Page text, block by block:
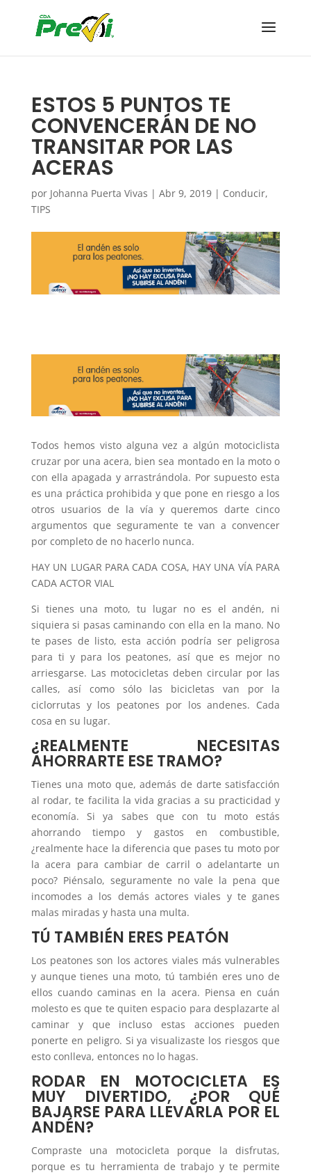
ESTOS 5 PUNTOS TE
CONVENCERÁN DE NO
TRANSITAR POR LAS
ACERAS
por Johanna Puerta Vivas | Abr 9, 2019| Conducir,
TIPS
Todos hemos visto alguna vez a algún motociclista
cruzar por una acera, bien sea montado en la moto o
con ella apagada y arrastrándola. Por supuesto esta
es una práctica prohibida y que pone en riesgo a los
otros usuarios de la vía y queremos darte cinco
argumentos que seguramente te van a convencer
por completo de no hacerlo nunca.
HAY UN LUGAR PARA CADA COSA, HAY UNA VÍA PARA
CADA ACTOR VIAL
Si tienes una moto, tu lugar no es el andén, ni
siquiera si pasas caminando con ella en la mano. No
te pases de listo, esta acción podría ser peligrosa
para ti y para los peatones, así que es mejor no
arriesgarse. Las motocicletas deben circular por las
calles, así como sólo las bicicletas van por la
ciclorrutas y los peatones por los andenes. Cada
cosa en su lugar.
¿REALMENTE NECESITAS
AHORRARTE ESE TRAMO?
Tienes una moto que, además de darte satisfacción
al rodar, te facilita la vida gracias a su practicidad y
economía. Si ya sabes que con tu moto estás
ahorrando tiempo y gastos en combustible,
¿realmente hace la diferencia que pases tu moto por
la acera para cambiar de carril o adelantarte un
poco? Piénsalo, seguramente no vale la pena que
incomodes a los demás actores viales y te ganes
malas miradas y hasta una multa.
TÚ TAMBIÉN ERES PEATÓN
Los peatones son los actores viales más vulnerables
y aunque tienes una moto, tú también eres uno de
ellos cuando caminas en la acera. Piensa en cuán
molesto es que te quiten espacio para desplazarte al
caminar y que incluso estas acciones pueden
ponerte en peligro. Si ya visualizaste los riesgos que
esto conlleva, entonces no lo hagas.
RODAR EN MOTOCICLETA ES
MUY DIVERTIDO, ¿POR QUÉ
BAJARSE PARA LLEVARLA POR EL
ANDÉN?
Compraste una motocicleta porque la disfrutas,
porque es tu herramienta de trabajo y te permite